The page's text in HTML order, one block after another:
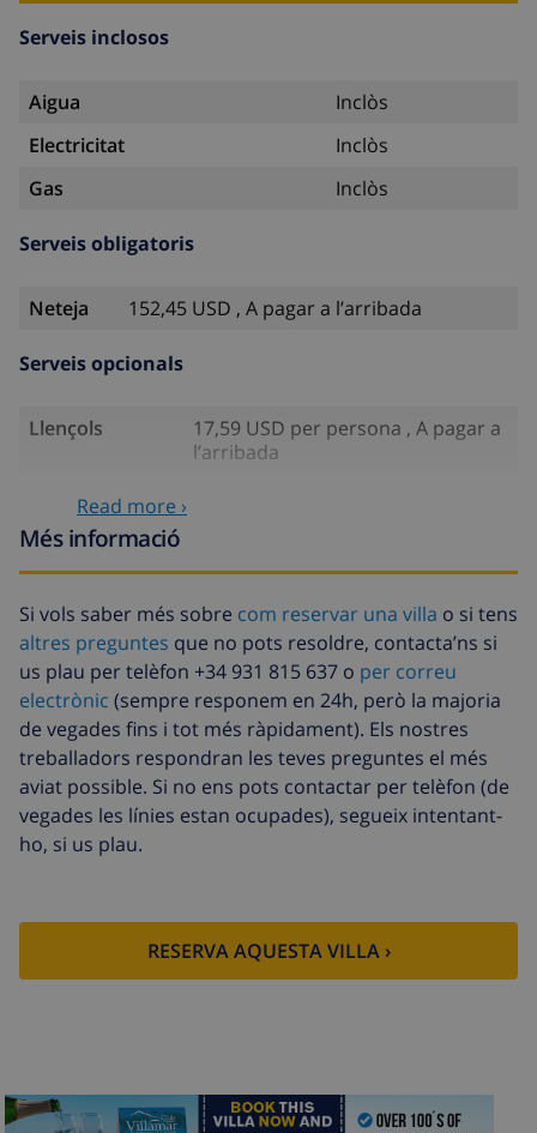
Serveis inclosos
Aigua
Inclòs
Electricitat
Inclòs
Gas
Inclòs
Serveis obligatoris
Neteja 152,45 USD , A pagar a l’arribada
Serveis opcionals
Llençols
17,59 USD per persona , A pagar a
l’arribada
Tovalloles
Internet
Inclòs per dia
Animals de
companyia
10,05 USD per dia
Llenca extra
17,59 USD per persona , A pagar a
l’arribada
Tovalloles extra
8,80 USD per persona , A pagar a
l’arribada
Sortida tardana
(52,77 USD/HOUR)
cancel·lació :
4.80% De la quantitat total
Read more ›
Més informació
Si vols saber més sobre com reservar una villa o si tens
altres preguntes que no pots resoldre, contacta’ns si
us plau per telèfon +34 931 815 637 o per correu
electrònic (sempre responem en 24h, però la majoria
de vegades fins i tot més ràpidament). Els nostres
treballadors respondran les teves preguntes el més
aviat possible. Si no ens pots contactar per telèfon (de
vegades les línies estan ocupades), segueix intentant-
ho, si us plau.
RESERVA AQUESTA VILLA ›